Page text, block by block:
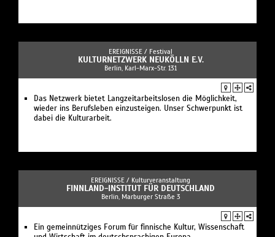
EREIGNISSE / Festival
KULTURNETZWERK NEUKÖLLN E.V.
Berlin, Karl-Marx-Str. 131
Das Netzwerk bietet Langzeitarbeitslosen die Möglichkeit,
wieder ins Berufsleben einzusteigen. Unser Schwerpunkt ist
dabei die Kulturarbeit.
EREIGNISSE / Kulturveranstaltung
FINNLAND-INSTITUT FÜR DEUTSCHLAND
Berlin, Marburger Straße 3
Ein gemeinnütziges Forum für finnische Kultur, Wissenschaft